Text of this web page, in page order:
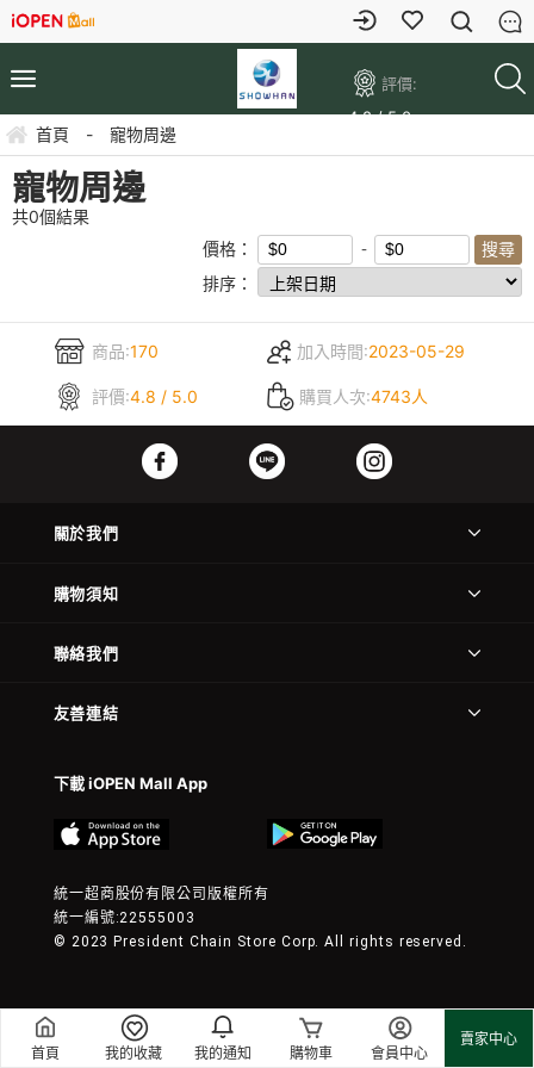
首頁 我的收藏 我的通知 購物車 會員中心
賣家中心
評價:
4.8 / 5.0
首頁 - 寵物周邊
寵物周邊
共0個結果
價格：
排序：
商品:170 加入時間:2023-05-29
評價:4.8 / 5.0 購買人次:4743人
關於我們
購物須知
聯絡我們
友善連結
下載 iOPEN Mall App
統一超商股份有限公司版權所有
統一編號:22555003
© 2023 President Chain Store Corp. All rights reserved.